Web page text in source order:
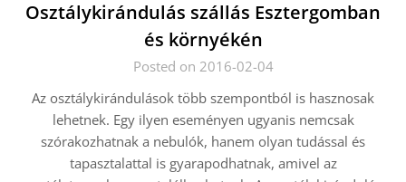
Osztálykirándulás szállás Esztergomban
és környékén
Posted on 2016-02-04
Az osztálykirándulások több szempontból is hasznosak
lehetnek. Egy ilyen eseményen ugyanis nemcsak
szórakozhatnak a nebulók, hanem olyan tudással és
tapasztalattal is gyarapodhatnak, amivel az